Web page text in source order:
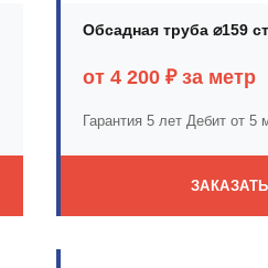
Обсадная труба ⌀159
от 4 200 ₽ за метр
Гарантия 5 лет Дебит от 5